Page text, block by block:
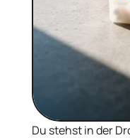
Du stehst in der